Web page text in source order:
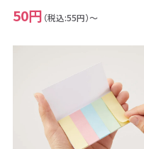
50円 （税込:55円）～